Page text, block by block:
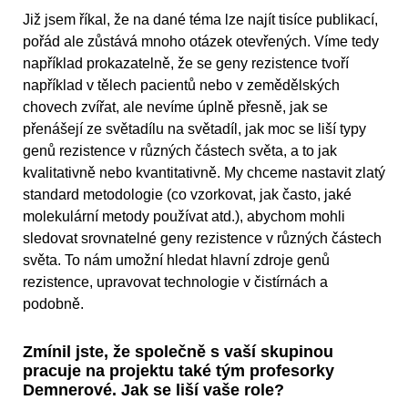
Již jsem říkal, že na dané téma lze najít tisíce publikací,
pořád ale zůstává mnoho otázek otevřených. Víme tedy
například prokazatelně, že se geny rezistence tvoří
například v tělech pacientů nebo v zemědělských
chovech zvířat, ale nevíme úplně přesně, jak se
přenášejí ze světadílu na světadíl, jak moc se liší typy
genů rezistence v různých částech světa, a to jak
kvalitativně nebo kvantitativně. My chceme nastavit zlatý
standard metodologie (co vzorkovat, jak často, jaké
molekulární metody používat atd.), abychom mohli
sledovat srovnatelné geny rezistence v různých částech
světa. To nám umožní hledat hlavní zdroje genů
rezistence, upravovat technologie v čistírnách a
podobně.
Zmínil jste, že společně s vaší skupinou
pracuje na projektu také tým profesorky
Demnerové. Jak se liší vaše role?